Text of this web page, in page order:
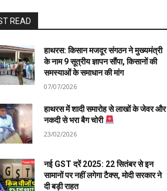
READ
हाथरस: किसान मजदूर संगठन ने मुख्यमंत्री
के नाम 9 सूत्रीय ज्ञापन सौंपा, किसानों की
समस्याओं के समाधान की मांग
07/07/2026
हाथरस में शादी समारोह से लाखों के जेवर और
नकदी से भरा बैग चोरी
23/02/2026
नई GST दरें 2025: 22 सितंबर से इन
सामानों पर नहीं लगेगा टैक्स, मोदी सरकार ने
दी बड़ी राहत